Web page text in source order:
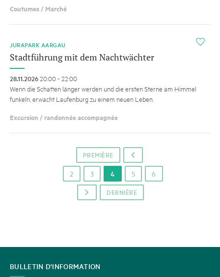
Coutumes / Marché
i
JURAPARK AARGAU
Stadtführung mit dem Nachtwächter
28.11.202620:00 - 22:00
Wenn die Schatten länger werden und die ersten Sterne am Himmel
funkeln, erwacht Laufenburg zu einem neuen Leben.
Excursion / randonnée accompagnée
PREMIÈRE o
p DERNIÈRE
2 3 4 5 6
CONTACT
BULLETIN D'INFORMATION